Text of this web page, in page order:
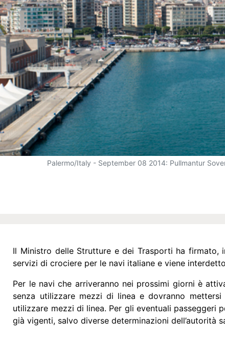
Palermo/Italy - September 08 2014: Pullmantur
Il Ministro delle Strutture e dei Trasporti ha firmato,
servizi di crociere per le navi italiane e viene
Per le navi che arriveranno nei prossimi giorni è
senza utilizzare mezzi di linea e dovranno
utilizzare mezzi di linea. Per gli eventuali
già vigenti, salvo diverse determinazioni dell’autorità